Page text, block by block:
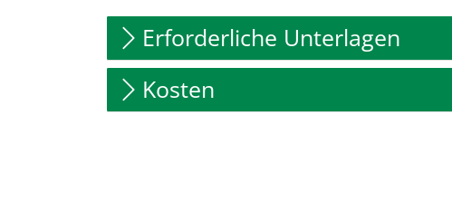
Erforderliche Unterlagen
Kosten